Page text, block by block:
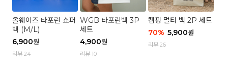
올웨이즈 타포린 쇼퍼
백 (M/L)
6,900원
리뷰 24
WGB 타포린백 3P
세트
4,900원
리뷰 10
캠핑 멀티 백 2P 세트
70% 5,900원
리뷰 26